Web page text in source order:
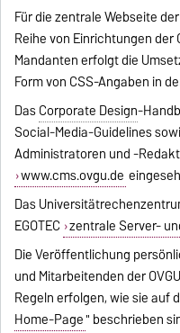
Für die zentrale Webseite
Reihe von Einrichtungen der
Mandanten erfolgt die
Form von CSS-Angaben in
DasCorporate Design-
Social-Media-Guidelines
Administratoren und -
www.cms.ovgu.de
Das
EGOTEC zentrale Server-
Die Veröffentlichung
und Mitarbeitenden der
Regeln erfolgen, wie sie auf
Home-Page" beschrieben